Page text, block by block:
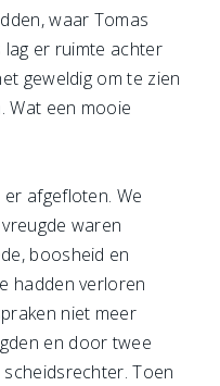
waar Tomas
lag er ruimte achter
geweldig om te zien
Wat een mooie
afgefloten. We
waren
boosheid en
hadden verloren
niet meer
en door twee
Toen